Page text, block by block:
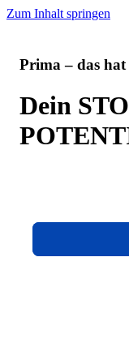
Zum Inhalt springen
Prima – das
Dein